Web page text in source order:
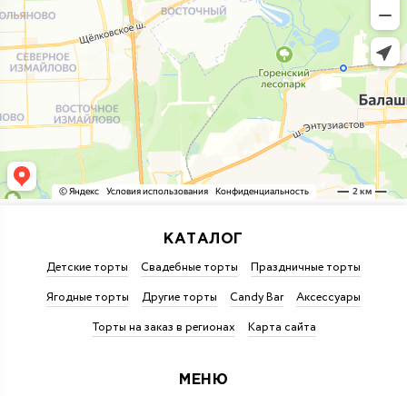
КАТАЛОГ
Детские торты Свадебные торты
Праздничные торты
Ягодные торты
Другие торты Candy Bar
Аксессуары
Торты на заказ в регионах
Карта сайта
МЕНЮ